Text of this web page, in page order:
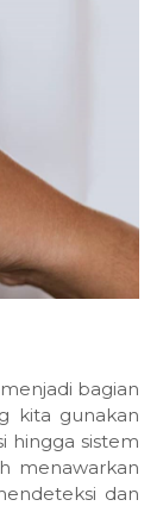
bagian
kita gunakan
hingga sistem
menawarkan
dan